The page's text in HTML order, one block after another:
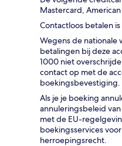
Mastercard,
Contactloos betalen
Wegens de
betalingen bij deze
1000 niet
contact op met de
boekingsbevestiging.
Als je je boeking
annuleringsbeleid
met de EU-
boekingsservices
herroepingsrecht.